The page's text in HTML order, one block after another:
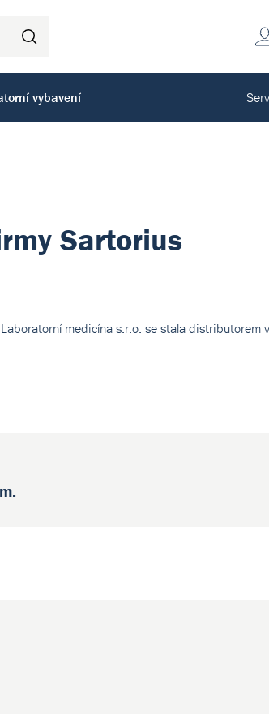
vybavení
Sartorius
medicína s.r.o. se stala distributorem